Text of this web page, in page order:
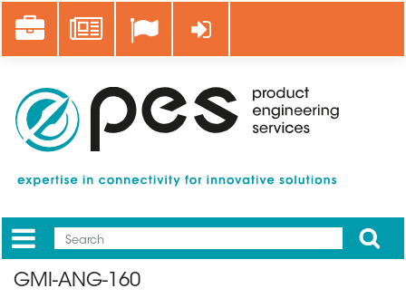
au
contenu
Career News Se connecter
Mobile
Main
Apply
GMI-ANG-160